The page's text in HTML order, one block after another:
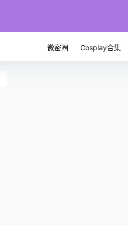
微密圈 Cosplay合集